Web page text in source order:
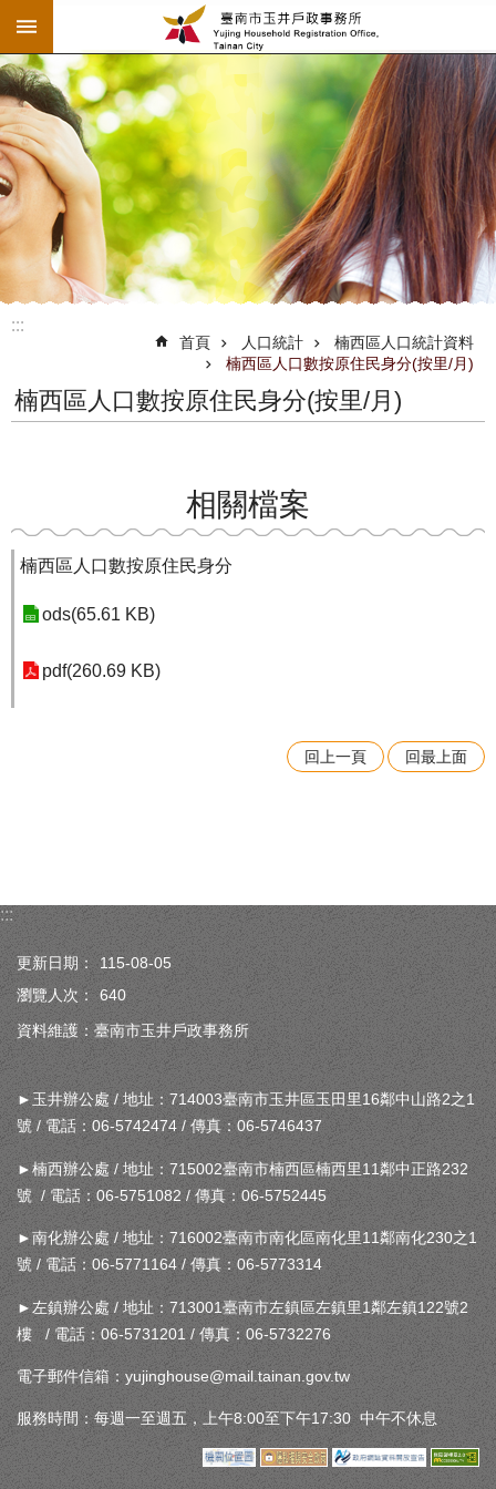
跳到主要內容區塊
:::
:::
首頁 人口統計
楠西區人口統計資料
楠西區人口數按原住民身分(按里/月)
楠西區人口數按原住民身分(按里/月)
相關檔案
楠西區人口數按原住民身分
ods(65.61 KB)
pdf(260.69 KB)
回上一頁 回最上面
:::
更新日期：
115-08-05
瀏覽人次：
640
資料維護：臺南市玉井戶政事務所
►玉井辦公處 / 地址：714003臺南市玉井區玉田里16鄰中山路2之1
號 / 電話：06-5742474 / 傳真：06-5746437
►楠西辦公處 / 地址：715002臺南市楠西區楠西里11鄰中正路232
號 / 電話：06-5751082 / 傳真：06-5752445
►南化辦公處 / 地址：716002臺南市南化區南化里11鄰南化230之1
號 / 電話：06-5771164 / 傳真：06-5773314
►左鎮辦公處 / 地址：713001臺南市左鎮區左鎮里1鄰左鎮122號2
樓 / 電話：06-5731201 / 傳真：06-5732276
電子郵件信箱：yujinghouse@mail.tainan.gov.tw
服務時間：每週一至週五，上午8:00至下午17:30 中午不休息